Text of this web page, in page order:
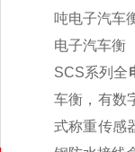
吨电子汽车
电子汽车衡
SCS系列全
车衡，有数
式称重传感